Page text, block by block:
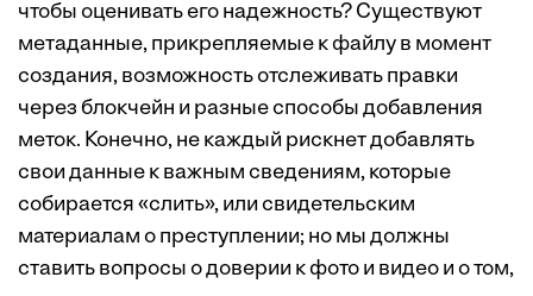
чтобы оценивать его надежность? Существуют
метаданные, прикрепляемые к файлу в момент
создания, возможность отслеживать правки
через блокчейн и разные способы добавления
меток. Конечно, не каждый рискнет добавлять
свои данные к важным сведениям, которые
собирается «слить», или свидетельским
материалам о преступлении; но мы должны
ставить вопросы о доверии к фото и видео и о том,